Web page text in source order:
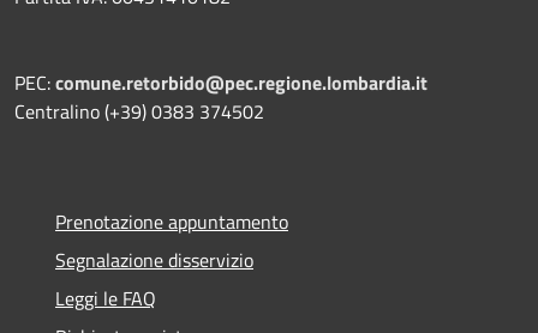
PEC:comune.retorbido@pec.regione.lombardia.it
Centralino (+39) 0383 374502
Prenotazione appuntamento
Segnalazione disservizio
Leggi le FAQ